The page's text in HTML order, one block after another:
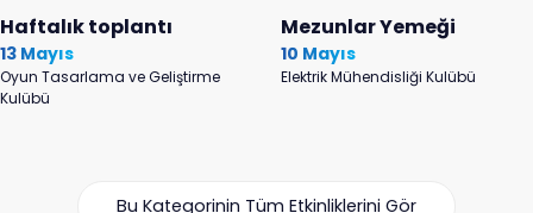
Haftalık toplantı
13 Mayıs
Oyun Tasarlama ve Geliştirme
Kulübü
Mezunlar Yemeği
10 Mayıs
Elektrik Mühendisliği Kulübü
Bu Kategorinin Tüm Etkinliklerini Gör